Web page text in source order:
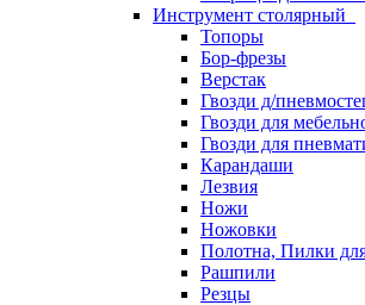
Инструмент столярный
Топоры
Бор-фрезы
Верстак
Гвозди д/
Гвозди для
Гвозди для
Карандаши
Лезвия
Ножи
Ножовки
Полотна, Пилки
Рашпили
Резцы